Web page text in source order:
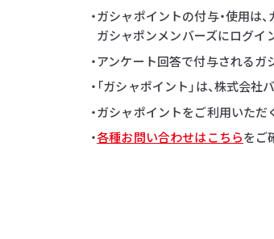
・ガシャポイントの付与・使用
ガシャポンメンバーズにログイ
・アンケート回答で付与される
・「ガシャポイント」は、株式会
・ガシャポイントをご利用いただ
・各種お問い合わせはこちらをご